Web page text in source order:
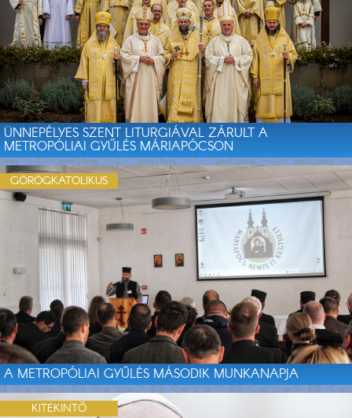
ÜNNEPÉLYES SZENT LITURGIÁVAL ZÁRULT A
METROPÓLIAI GYŰLÉS MÁRIAPÓCSON
A METROPÓLIAI GYŰLÉS MÁSODIK MUNKANAPJA
GÖRÖGKATOLIKUS
KITEKINTŐ